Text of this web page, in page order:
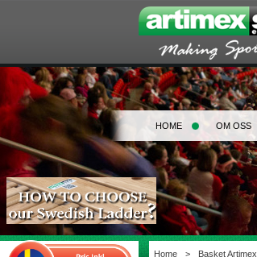
HOME OM OSS
Home > Basket Artimex